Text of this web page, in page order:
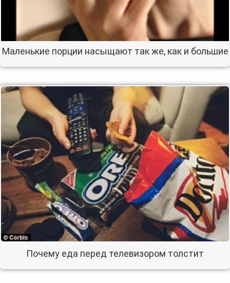
Маленькие порции насыщают так же, как и большие
Почему еда перед телевизором толстит